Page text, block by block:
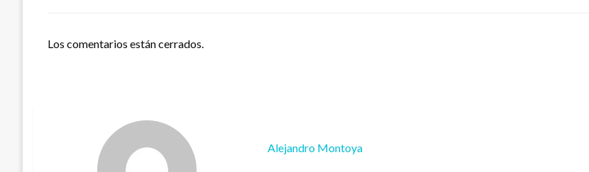
Los comentarios están cerrados.
Alejandro Montoya